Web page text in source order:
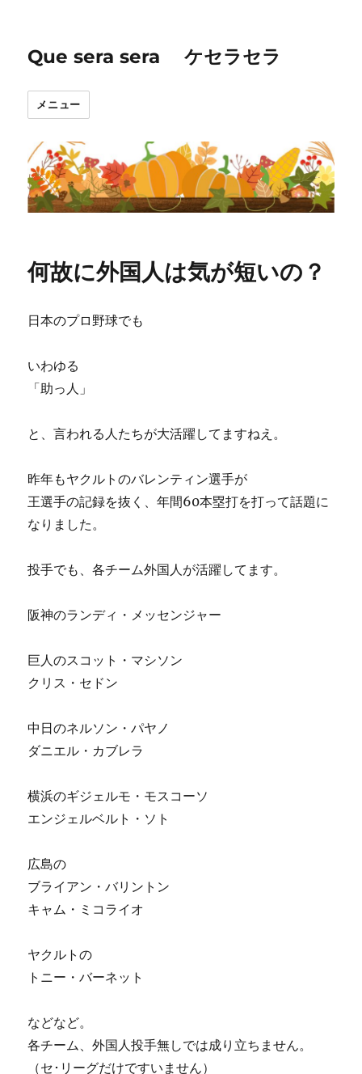
Que sera sera ケセラセラ
メニュー
何故に外国人は気が短いの？
日本のプロ野球でも
いわゆる
「助っ人」
と、言われる人たちが大活躍してますねえ。
昨年もヤクルトのバレンティン選手が
王選手の記録を抜く、年間60本塁打を打って話題に
なりました。
投手でも、各チーム外国人が活躍してます。
阪神のランディ・メッセンジャー
巨人のスコット・マシソン
クリス・セドン
中日のネルソン・パヤノ
ダニエル・カブレラ
横浜のギジェルモ・モスコーソ
エンジェルベルト・ソト
広島の
ブライアン・バリントン
キャム・ミコライオ
ヤクルトの
トニー・バーネット
などなど。
各チーム、外国人投手無しでは成り立ちません。
（セ･リーグだけですいません）